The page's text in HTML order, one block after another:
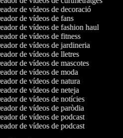
de vídeos de decoració
de vídeos de fans
de vídeos de fashion haul
de vídeos de fitness
de vídeos de jardineria
de vídeos de lletres
de vídeos de mascotes
de vídeos de moda
de vídeos de natura
de vídeos de neteja
de vídeos de notícies
de vídeos de paròdia
de vídeos de podcast
de vídeos de podcast